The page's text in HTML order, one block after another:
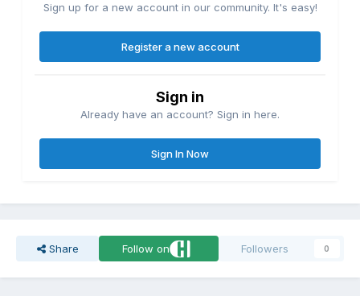
Sign up for a new account in our community. It's easy!
Register a new account
Sign in
Already have an account? Sign in here.
Sign In Now
Share Follow on Followers 0